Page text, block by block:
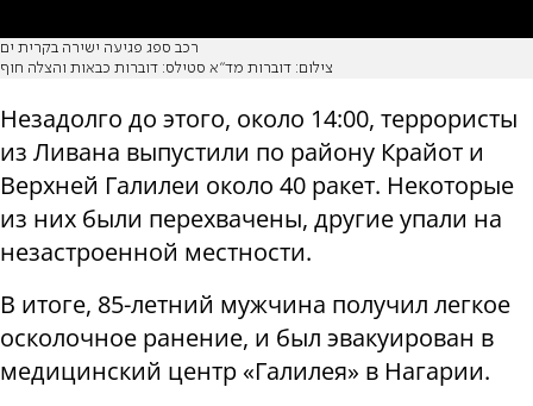
רכב ספג פגיעה ישירה בקרית ים
צילום: דוברות מד"א סטילס: דוברות כבאות והצלה חוף
Незадолго до этого, около 14:00, террористы
из Ливана выпустили по району Крайот и
Верхней Галилеи около 40 ракет. Некоторые
из них были перехвачены, другие упали на
незастроенной местности.
В итоге, 85-летний мужчина получил легкое
осколочное ранение, и был эвакуирован в
медицинский центр «Галилея» в Нагарии.